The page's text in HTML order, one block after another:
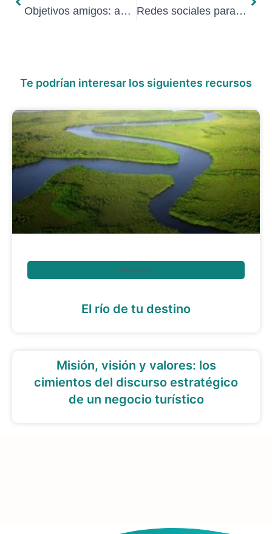
Objetivos amigos: amables, medibles, inteligentes, globales, orientados y sostenibles.
Redes sociales para el marketing turístico
Te podrían interesar los siguientes recursos
Recursos
El río de tu destino
Misión, visión y valores: los
cimientos del discurso estratégico
de un negocio turístico